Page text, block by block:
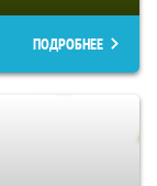
ПОДРОБНЕЕ